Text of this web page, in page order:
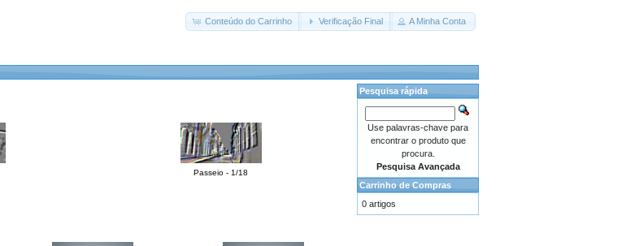
Conteúdo do Carrinho Verificação Final A Minha Conta
Passeio - 1/18
Pesquisa rápida
Use palavras-chave para
encontrar o produto que
procura.
Pesquisa Avançada
Carrinho de Compras
0 artigos